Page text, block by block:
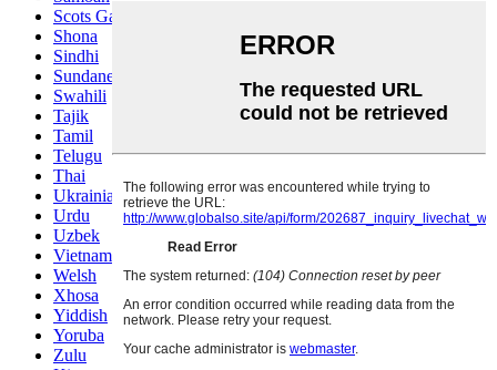
Scots Gaelic
Shona
Sindhi
Sundanese
Swahili
Tajik
Tamil
Telugu
Thai
Ukrainian
Urdu
Uzbek
Vietnamese
Welsh
Xhosa
Yiddish
Yoruba
Zulu